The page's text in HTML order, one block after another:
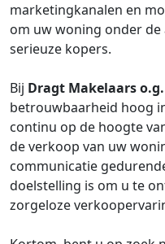
marketingkanalen en
om uw woning onder
serieuze kopers.
Bij Dragt Makelaars o.g.
betrouwbaarheid hoog
continu op de hoogte
de verkoop van uw
communicatie
doelstelling is om u te
zorgeloze